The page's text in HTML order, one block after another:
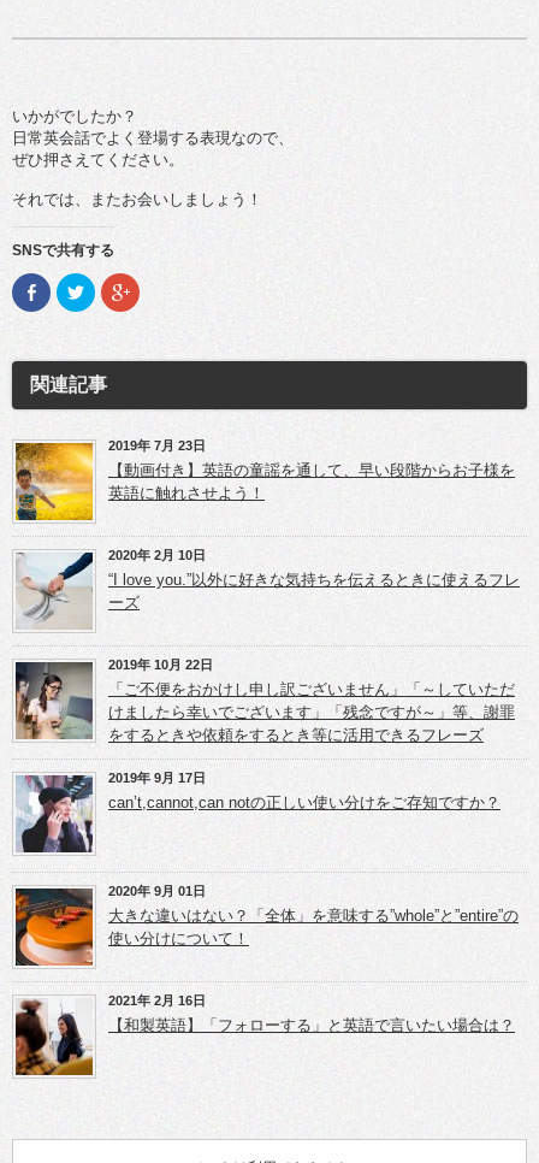
いかがでしたか？
日常英会話でよく登場する表現なので、
ぜひ押さえてください。
それでは、またお会いしましょう！
SNSで共有する
F
a
o
o
k
で
(新
し
い
ウ
ィ
ン
ド
ウ
開
き
ま
す)
ク
リ
て
T
w
i
e
r
で
共
有
(新
し
い
ウ
ン
で
開
き
ま
す)
ク
リ
て
o
e
+
で
共
有
し
い
ウ
ィ
ン
ド
開
き
ま
す)
関連記事
2019年 7月 23日
【動画付き】英語の童謡を通して、早い段階からお子様を
英語に触れさせよう！
2020年 2月 10日
“I love you.”以外に好きな気持ちを伝えるときに使えるフレ
ーズ
2019年 10月 22日
「ご不便をおかけし申し訳ございません」「～していただ
けましたら幸いでございます」「残念ですが～」等、謝罪
をするときや依頼をするとき等に活用できるフレーズ
2019年 9月 17日
can’t,cannot,can notの正しい使い分けをご存知ですか？
2020年 9月 01日
大きな違いはない？「全体」を意味する”whole”と”entire”の
使い分けについて！
2021年 2月 16日
【和製英語】「フォローする」と英語で言いたい場合は？